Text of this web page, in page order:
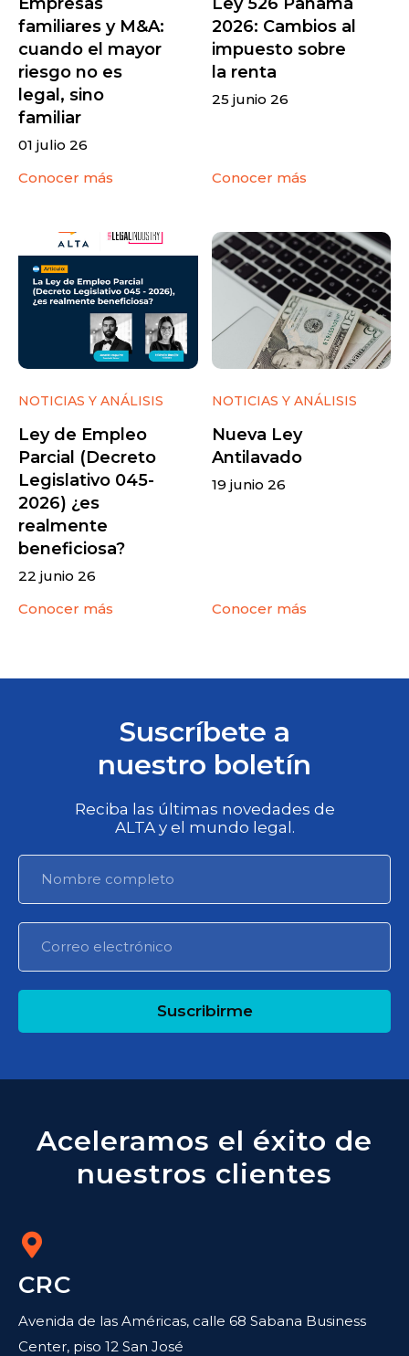
familiares y M&A:
cuando el mayor
riesgo no es
legal, sino
familiar
01 julio 26
Conocer más
2026: Cambios al
impuesto sobre
la renta
25 junio 26
Conocer más
NOTICIAS Y ANÁLISIS
Ley de Empleo
Parcial (Decreto
Legislativo 045-
2026) ¿es
realmente
beneficiosa?
22 junio 26
Conocer más
NOTICIAS Y ANÁLISIS
Nueva Ley
Antilavado
19 junio 26
Conocer más
Suscríbete a
nuestro boletín
Reciba las últimas novedades de
ALTA y el mundo legal.
Suscribirme
Aceleramos el éxito de
nuestros clientes
CRC
Avenida de las Américas, calle 68 Sabana Business
Center, piso 12 San José